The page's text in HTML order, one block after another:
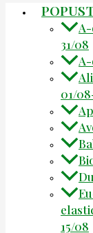
31/08
01/
15/08